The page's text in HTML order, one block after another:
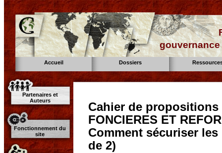
Accueil Dossiers
Partenaires et
Auteurs
Fonctionnement du
site
Cahier de propositions
FONCIERES ET
Comment sécuriser
de 2)